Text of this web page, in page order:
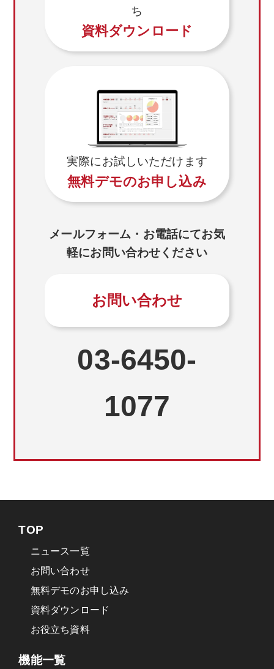
ち
資料ダウンロード
実際にお試しいただけます
無料デモのお申し込み
メールフォーム・お電話にてお気
軽にお問い合わせください
お問い合わせ
03-6450-
1077
TOP
ニュース一覧
お問い合わせ
無料デモのお申し込み
資料ダウンロード
お役立ち資料
機能一覧